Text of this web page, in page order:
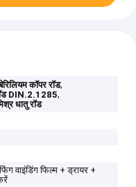
कॉपर रॉड,
DIN.2.1285,
धातु रॉड
वाइंडिंग फिल्म + ड्रायर +